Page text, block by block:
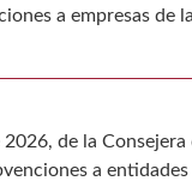
a empresas de
de la
a